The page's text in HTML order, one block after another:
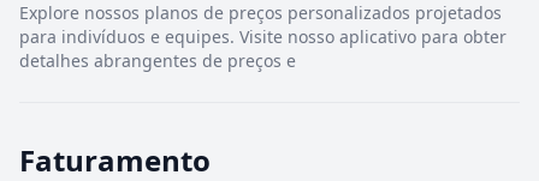
Explore nossos planos de preços personalizados projetados
para indivíduos e equipes. Visite nosso aplicativo para obter
detalhes abrangentes de preços e
Faturamento